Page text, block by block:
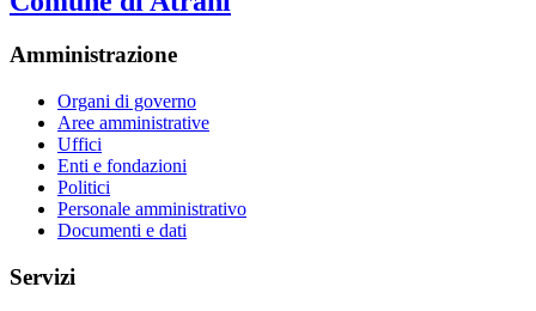
Amministrazione
Organi di governo
Aree amministrative
Uffici
Enti e fondazioni
Politici
Personale amministrativo
Documenti e dati
Servizi